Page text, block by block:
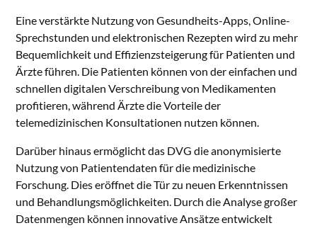
Eine verstärkte Nutzung von Gesundheits-Apps, Online-
Sprechstunden und elektronischen Rezepten wird zu mehr
Bequemlichkeit und Effizienzsteigerung für Patienten und
Ärzte führen. Die Patienten können von der einfachen und
schnellen digitalen Verschreibung von Medikamenten
profitieren, während Ärzte die Vorteile der
telemedizinischen Konsultationen nutzen können.
Darüber hinaus ermöglicht das DVG die anonymisierte
Nutzung von Patientendaten für die medizinische
Forschung. Dies eröffnet die Tür zu neuen Erkenntnissen
und Behandlungsmöglichkeiten. Durch die Analyse großer
Datenmengen können innovative Ansätze entwickelt